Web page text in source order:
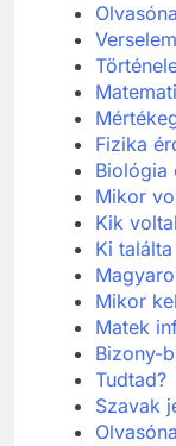
Fizika
Biológia
Mikor
Kik
Ki
Ma
Mikor
Matek
Bizony-
Tudtad?
Szavak